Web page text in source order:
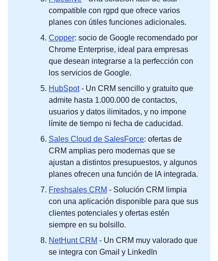
compatible con rgpd que ofrece varios
planes con útiles funciones adicionales.
Copper: socio de Google recomendado por
Chrome Enterprise, ideal para empresas
que desean integrarse a la perfección con
los servicios de Google.
HubSpot- Un CRM sencillo y gratuito que
admite hasta 1.000.000 de contactos,
usuarios y datos ilimitados, y no impone
límite de tiempo ni fecha de caducidad.
Sales Cloud de SalesForce: ofertas de
CRM amplias pero modernas que se
ajustan a distintos presupuestos, y algunos
planes ofrecen una función de IA integrada.
Freshsales CRM - Solución CRM limpia
con una aplicación disponible para que sus
clientes potenciales y ofertas estén
siempre en su bolsillo.
NetHunt CRM - Un CRM muy valorado que
se integra con Gmail y LinkedIn